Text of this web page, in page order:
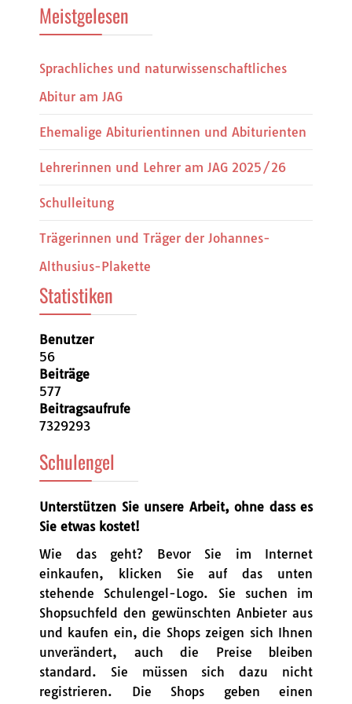
Meistgelesen
Sprachliches und naturwissenschaftliches
Abitur am JAG
Ehemalige Abiturientinnen und Abiturienten
Lehrerinnen und Lehrer am JAG 2025/26
Schulleitung
Trägerinnen und Träger der Johannes-
Althusius-Plakette
Statistiken
Benutzer
56
Beiträge
577
Beitragsaufrufe
7329293
Schulengel
Unterstützen Sie unsere Arbeit, ohne dass es
Sie etwas kostet!
Wie das geht? Bevor Sie im Internet
einkaufen, klicken Sie auf das unten
stehende Schulengel-Logo. Sie suchen im
Shopsuchfeld den gewünschten Anbieter aus
und kaufen ein, die Shops zeigen sich Ihnen
unverändert, auch die Preise bleiben
standard. Sie müssen sich dazu nicht
registrieren. Die Shops geben einen